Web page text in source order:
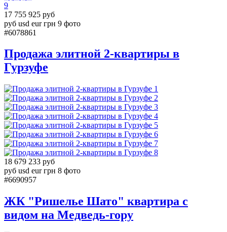
9
17 755 925 руб
руб usd eur грн 9 фото
#6078861
Продажа элитной 2-квартиры в
Гурзуфе
1
2
3
4
5
6
7
8
18 679 233 руб
руб usd eur грн 8 фото
#6690957
ЖК "Ришелье Шато" квартира с
видом на Медведь-гору